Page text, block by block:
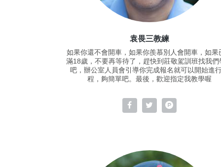
袁畏三教練
如果你還不會開車，如果你羨慕別人會開車，如果
滿18歲，不要再等待了，趕快到莊敬駕訓班找我們
吧，辦公室人員會引導你完成報名就可以開始進
程，夠簡單吧。最後，歡迎指定我教學喔